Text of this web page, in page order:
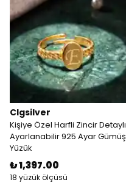
Clgsilver
Kişiye Özel Harfli Zincir Detaylı
Ayarlanabilir 925 Ayar Gümüş
Yüzük
₺ 1,397.00
18 yüzük ölçüsü